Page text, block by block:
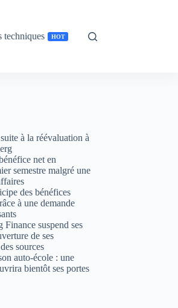
techniques HOT
à la réévaluation à
net en
semestre malgré une
des bénéfices
à une demande
suspend ses
de ses
sources
auto-école : une
bientôt ses portes